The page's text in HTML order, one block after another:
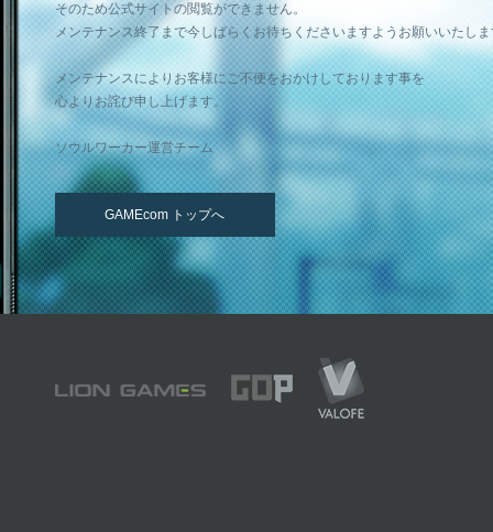
そのため公式サイトの閲覧ができません。
メンテナンス終了まで今しばらくお待ちくださいますようお願いいたし
メンテナンスによりお客様にご不便をおかけしております事を
心よりお詫び申し上げます。
ソウルワーカー運営チーム
GAMEcom トップへ